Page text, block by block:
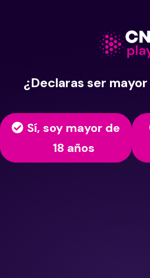
¿Declaras ser
Sí, soy mayor de
18 años